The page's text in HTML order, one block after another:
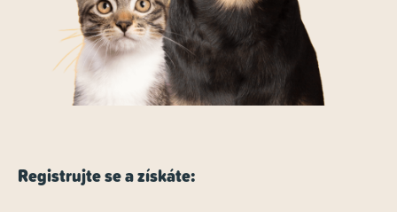
Registrujte se a získáte: